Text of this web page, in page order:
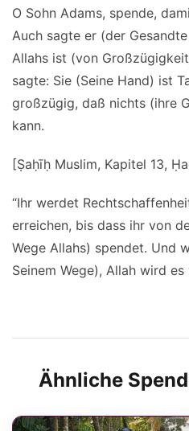
O Sohn Adams, spende,
Auch sagte er (der
Allahs ist (von
sagte: Sie (Seine Hand) ist
großzügig, daß nichts (ihre
kann.
[Ṣaḥīḥ Muslim, Kapitel 13,
“Ihr werdet
erreichen, bis dass ihr von
Wege Allahs) spendet. Und
Seinem Wege), Allah wird es
Ähnliche